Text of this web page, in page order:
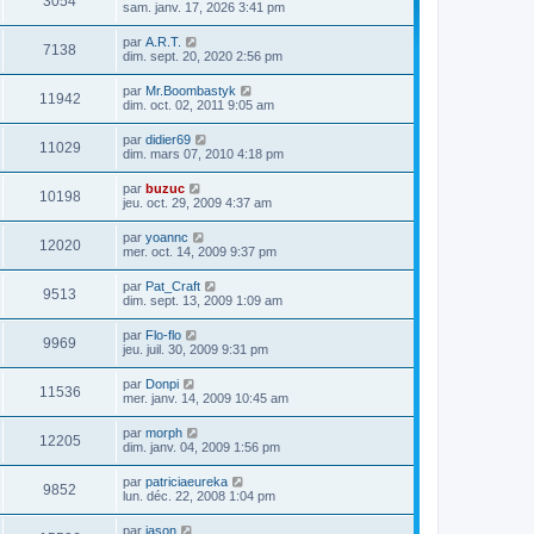
sam. janv. 17, 2026 3:41 pm
7138 par A.R.T.
dim. sept. 20, 2020 2:56 pm
11942 par Mr.Boombastyk
dim. oct. 02, 2011 9:05 am
11029 par didier69
dim. mars 07, 2010 4:18 pm
10198 par buzuc
jeu. oct. 29, 2009 4:37 am
12020 par yoannc
mer. oct. 14, 2009 9:37 pm
9513 par Pat_Craft
dim. sept. 13, 2009 1:09 am
9969 par Flo-flo
jeu. juil. 30, 2009 9:31 pm
11536 par Donpi
mer. janv. 14, 2009 10:45 am
12205 par morph
dim. janv. 04, 2009 1:56 pm
9852 par patriciaeureka
lun. déc. 22, 2008 1:04 pm
par jason